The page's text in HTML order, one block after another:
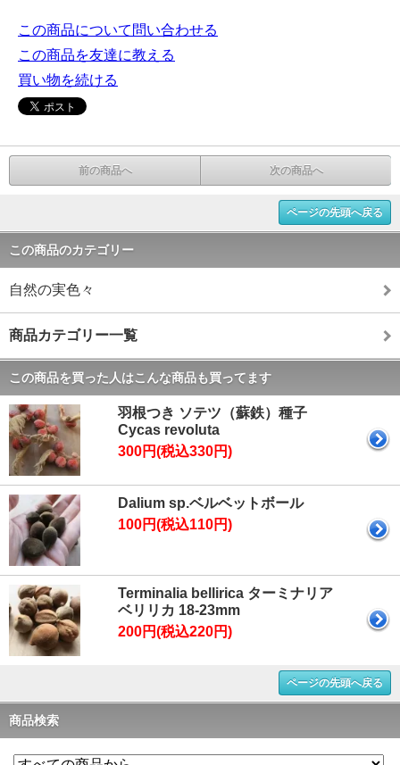
この商品について問い合わせる
この商品を友達に教える
買い物を続ける
前の商品へ 次の商品へ
ページの先頭へ戻る
この商品のカテゴリー
自然の実色々
商品カテゴリー一覧
この商品を買った人はこんな商品も買ってます
羽根つき ソテツ（蘇鉄）種子
Cycas revoluta
300円(税込330円)
Dalium sp.ベルベットボール
100円(税込110円)
Terminalia bellirica ターミナリア
ベリリカ 18-23mm
200円(税込220円)
ページの先頭へ戻る
商品検索